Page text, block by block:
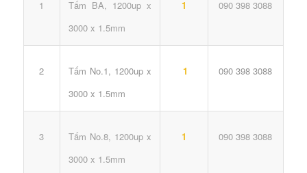
1
Tấm BA, 1200up x
3000 x 1.5mm
1 090 398 3088
2
Tấm No.1, 1200up x
3000 x 1.5mm
1 090 398 3088
3
Tấm No.8, 1200up x
3000 x 1.5mm
1 090 398 3088